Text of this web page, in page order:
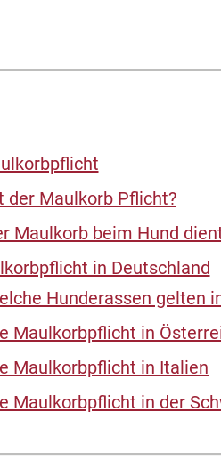
der Maulkorb Pflicht?
Maulkorb beim Hund
in Deutschland
Hunderassen gelten
Maulkorbpflicht in
Maulkorbpflicht in Italien
Maulkorbpflicht in der